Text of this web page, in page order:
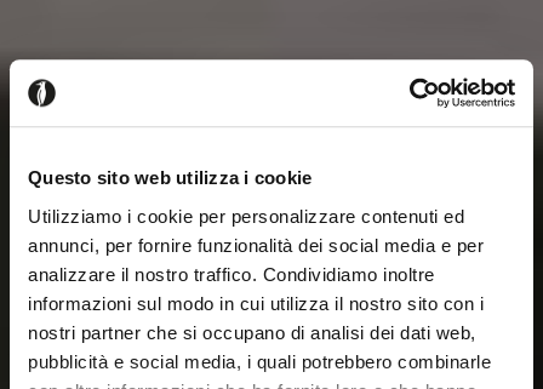
Questo sito web utilizza i cookie
Utilizziamo i cookie per personalizzare contenuti ed
annunci, per fornire funzionalità dei social media e per
analizzare il nostro traffico. Condividiamo inoltre
informazioni sul modo in cui utilizza il nostro sito con i
nostri partner che si occupano di analisi dei dati web,
pubblicità e social media, i quali potrebbero combinarle